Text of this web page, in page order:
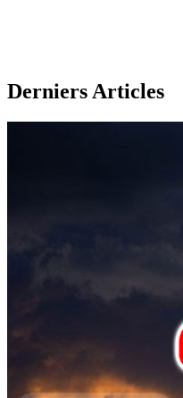
Derniers Articles